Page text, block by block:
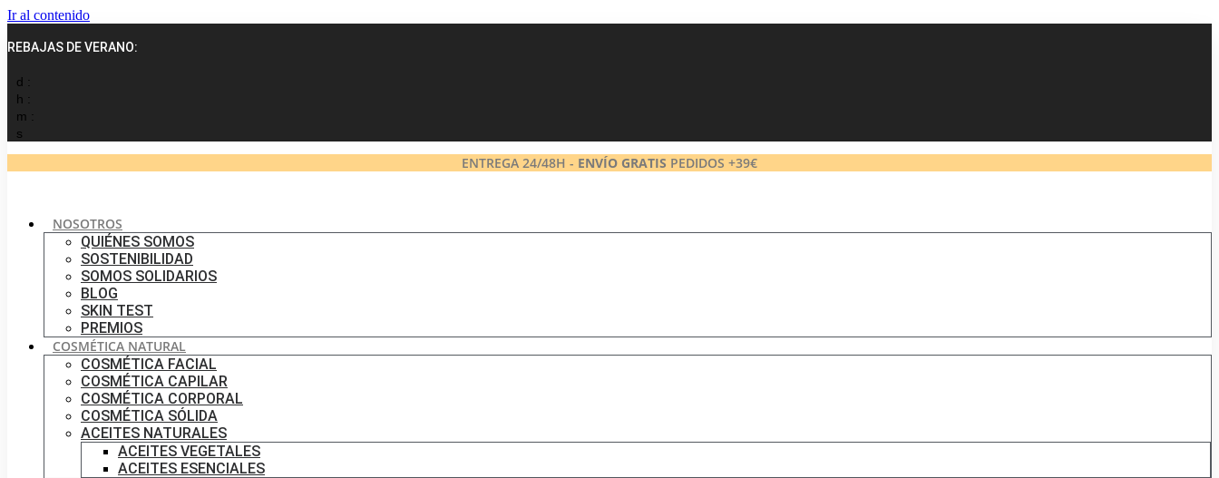
Ir al contenido
REBAJAS DE VERANO:
d :
h :
m :
s
ENTREGA 24/48H - ENVÍO GRATIS PEDIDOS +39€
NOSOTROS
QUIÉNES SOMOS
SOSTENIBILIDAD
SOMOS SOLIDARIOS
BLOG
SKIN TEST
PREMIOS
COSMÉTICA NATURAL
COSMÉTICA FACIAL
COSMÉTICA CAPILAR
COSMÉTICA CORPORAL
COSMÉTICA SÓLIDA
ACEITES NATURALES
ACEITES VEGETALES
ACEITES ESENCIALES